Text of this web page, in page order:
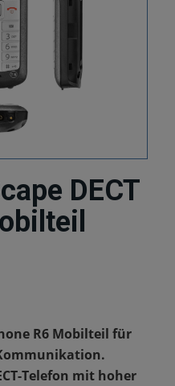
DECT
R6 Mobilteil für
Telefon mit hoher